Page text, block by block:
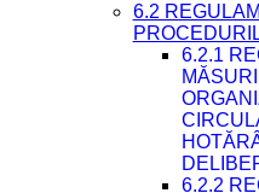
6.2
6.2.1
6.2.2